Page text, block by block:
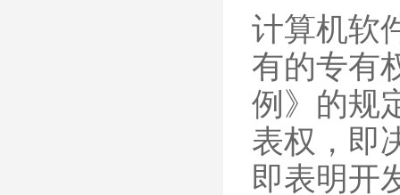
计算机软
有的专有
例》的规
表权，即
即表明开